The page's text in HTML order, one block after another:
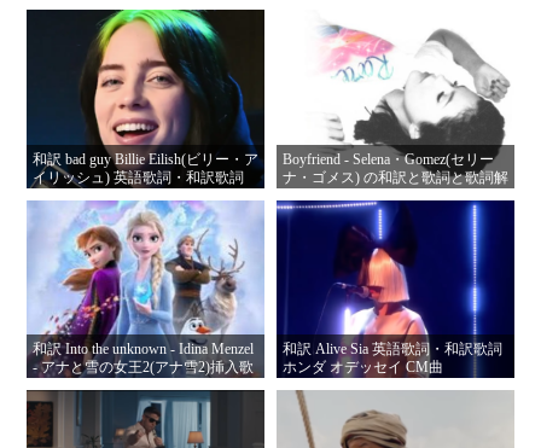
和訳 bad guy Billie Eilish(ビリー・ア
イリッシュ) 英語歌詞・和訳歌詞
Boyfriend - Selena・Gomez(セリー
ナ・ゴメス) の和訳と歌詞と歌詞解
和訳 Into the unknown - Idina Menzel
- アナと雪の女王2(アナ雪2)挿入歌
和訳 Alive Sia 英語歌詞・和訳歌詞
ホンダ オデッセイ CM曲